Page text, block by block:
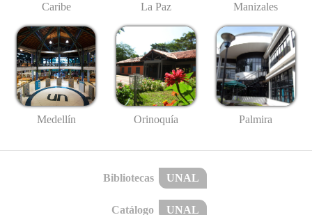
Caribe La Paz Manizales
Medellín Orinoquía Palmira
Bibliotecas UNAL
Catálogo UNAL